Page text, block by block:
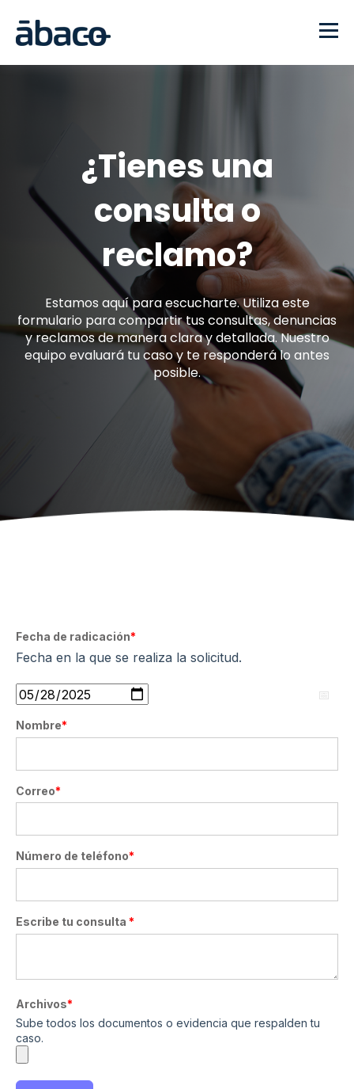
¿Tienes una
consulta o
reclamo?
Estamos aquí para escucharte.Utiliza este
formulario para compartir tus consultas, denuncias
y reclamos de manera clara y detallada. Nuestro
equipo evaluará tu caso y te responderá lo antes
posible.
Fecha de radicación*
Fecha en la que se realiza la solicitud.
Nombre*
Correo*
Número de teléfono*
Escribe tu consulta *
Archivos*
Sube todos los documentos o evidencia que respalden tu
caso.